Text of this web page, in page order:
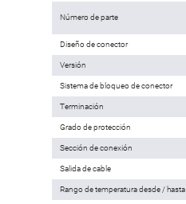
Número de parte
Diseño de conector
Versión
Sistema de bloqueo de conector
Terminación
Grado de protección
Sección de conexión
Salida de cable
Rango de temperatura desde / hasta